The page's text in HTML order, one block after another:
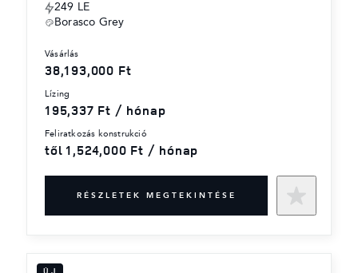
249 LE
Borasco Grey
vásárlás
38,193,000 Ft
lízing
195,337 Ft / hónap
feliratkozás konstrukció
től 1,524,000 Ft / hónap
RÉSZLETEK MEGTEKINTÉSE
ÚJ